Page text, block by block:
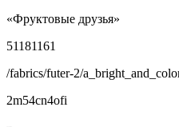
«Фруктовые друзья»
51181161
/fabrics/futer-2/
2m54cn4ofi